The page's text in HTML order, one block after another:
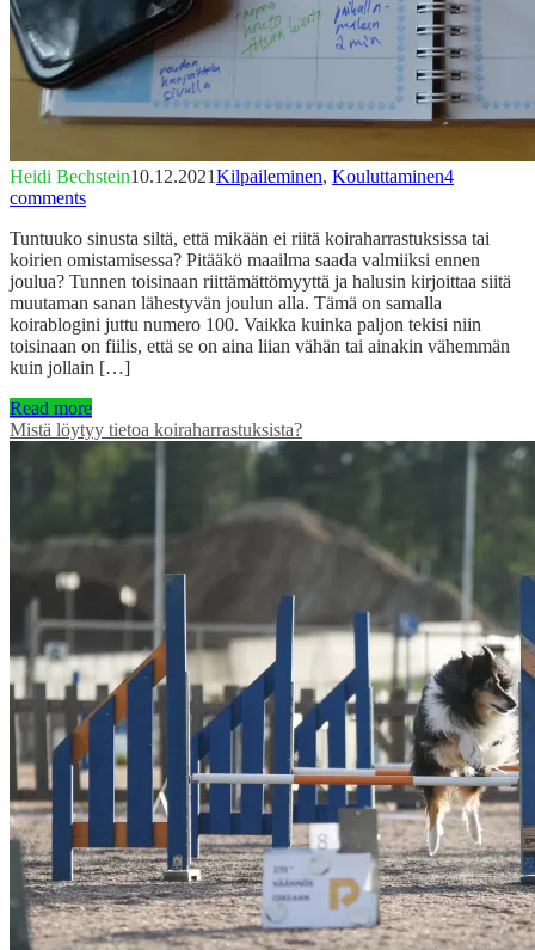
Heidi Bechstein10.12.2021Kilpaileminen, Kouluttaminen4
comments
Tuntuuko sinusta siltä, että mikään ei riitä koiraharrastuksissa tai
koirien omistamisessa? Pitääkö maailma saada valmiiksi ennen
joulua? Tunnen toisinaan riittämättömyyttä ja halusin kirjoittaa siitä
muutaman sanan lähestyvän joulun alla. Tämä on samalla
koirablogini juttu numero 100. Vaikka kuinka paljon tekisi niin
toisinaan on fiilis, että se on aina liian vähän tai ainakin vähemmän
kuin jollain […]
Read more
Mistä löytyy tietoa koiraharrastuksista?